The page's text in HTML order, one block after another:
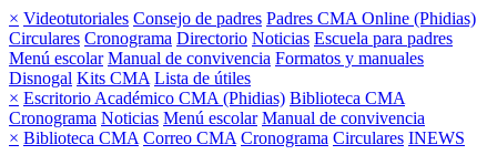
× Videotutoriales Consejo de padres Padres CMA Online (Phidias)
Circulares Cronograma Directorio Noticias Escuela para padres
Menú escolar Manual de convivencia Formatos y manuales
Disnogal Kits CMA Lista de útiles
× Escritorio Académico CMA (Phidias) Biblioteca CMA
Cronograma Noticias Menú escolar Manual de convivencia
× Biblioteca CMA Correo CMA Cronograma Circulares INEWS